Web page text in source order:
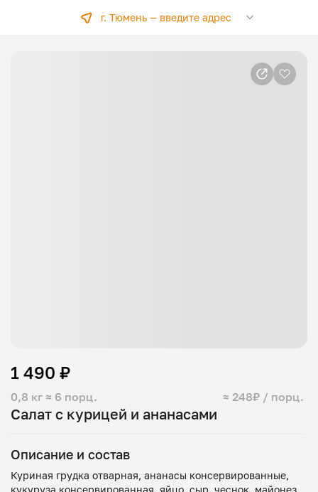
г. Тюмень — введите адрес
Салат с курицей и ананасами
0,8 кг ≈ 6 порц. ≈ 248₽ / порц.
1 490 ₽
Описание и состав
Куриная грудка отварная, ананасы консервированные,